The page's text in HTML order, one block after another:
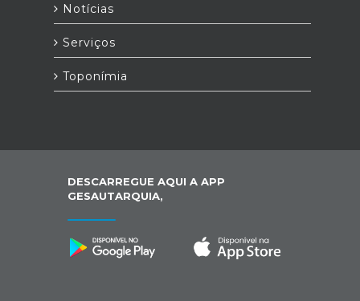
Notícias
Serviços
Toponímia
DESCARREGUE AQUI A APP
GESAUTARQUIA,